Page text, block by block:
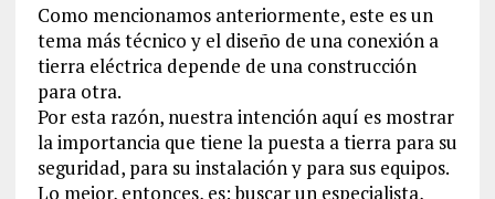
Como mencionamos anteriormente, este es un
tema más técnico y el diseño de una conexión a
tierra eléctrica depende de una construcción
para otra.
Por esta razón, nuestra intención aquí es mostrar
la importancia que tiene la puesta a tierra para su
seguridad, para su instalación y para sus equipos.
Lo mejor, entonces, es: buscar un especialista,